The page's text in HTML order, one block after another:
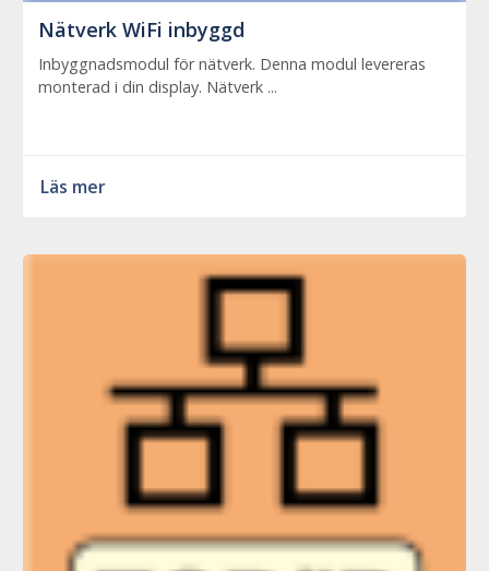
Nätverk WiFi inbyggd
Inbyggnadsmodul för nätverk. Denna modul levereras
monterad i din display. Nätverk ...
Läs mer